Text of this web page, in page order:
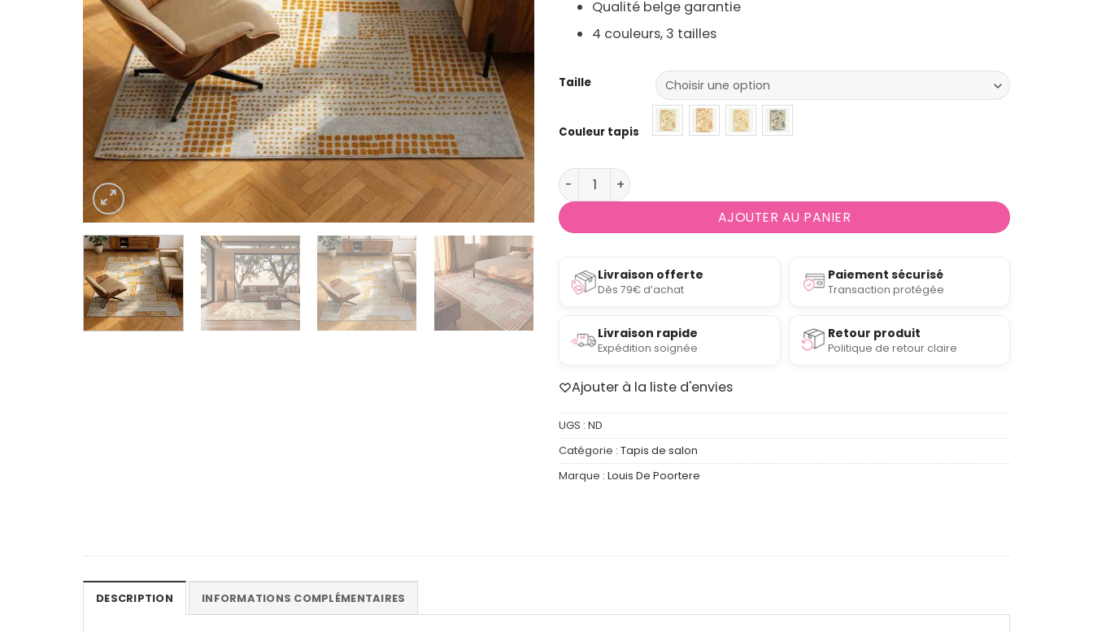
Qualité belge garantie
4 couleurs, 3 tailles
Taille
Couleur tapis
quantité de Tapis fin de salon et chambre "Zen garden" par De Poortere
AJOUTER AU PANIER
Livraison offerte
Dès 79€ d’achat
Paiement sécurisé
Transaction protégée
Livraison rapide
Expédition soignée
Retour produit
Politique de retour claire
Ajouter à la liste d'envies
UGS : ND
Catégorie : Tapis de salon
Marque : Louis De Poortere
DESCRIPTION INFORMATIONS COMPLÉMENTAIRES